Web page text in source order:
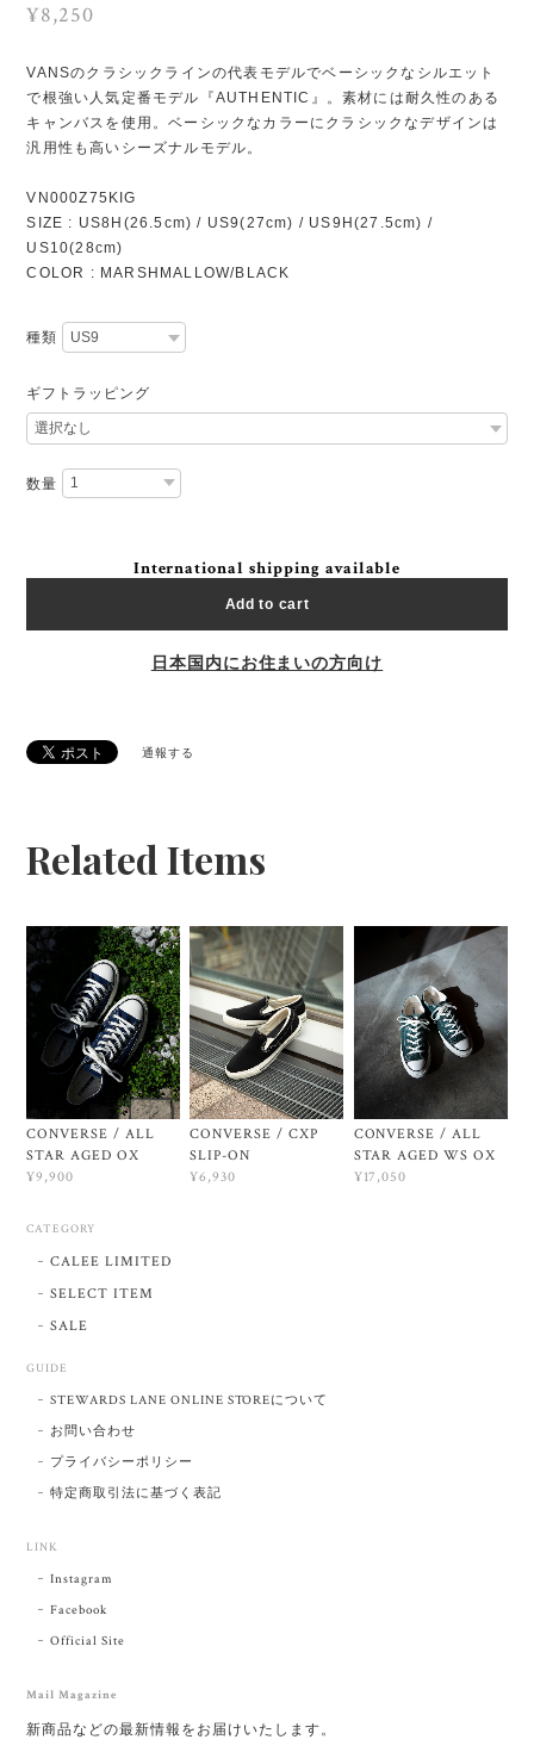
¥8,250
VANSのクラシックラインの代表モデルでベーシックなシルエット
で根強い人気定番モデル『AUTHENTIC』。素材には耐久性のある
キャンバスを使用。ベーシックなカラーにクラシックなデザインは
汎用性も高いシーズナルモデル。
VN000Z75KIG
SIZE : US8H(26.5cm) / US9(27cm) / US9H(27.5cm) /
US10(28cm)
COLOR : MARSHMALLOW/BLACK
種類
ギフトラッピング
数量
International shipping available
Add to cart
日本国内にお住まいの方向け
通報する
Related Items
CONVERSE / ALL
STAR AGED OX
¥9,900
CONVERSE / CXP
SLIP-ON
¥6,930
CONVERSE / ALL
STAR AGED WS OX
¥17,050
CATEGORY
CALEE LIMITED
SELECT ITEM
SALE
GUIDE
STEWARDS LANE ONLINE STOREについて
お問い合わせ
プライバシーポリシー
特定商取引法に基づく表記
LINK
Instagram
Facebook
Official Site
Mail Magazine
新商品などの最新情報をお届けいたします。